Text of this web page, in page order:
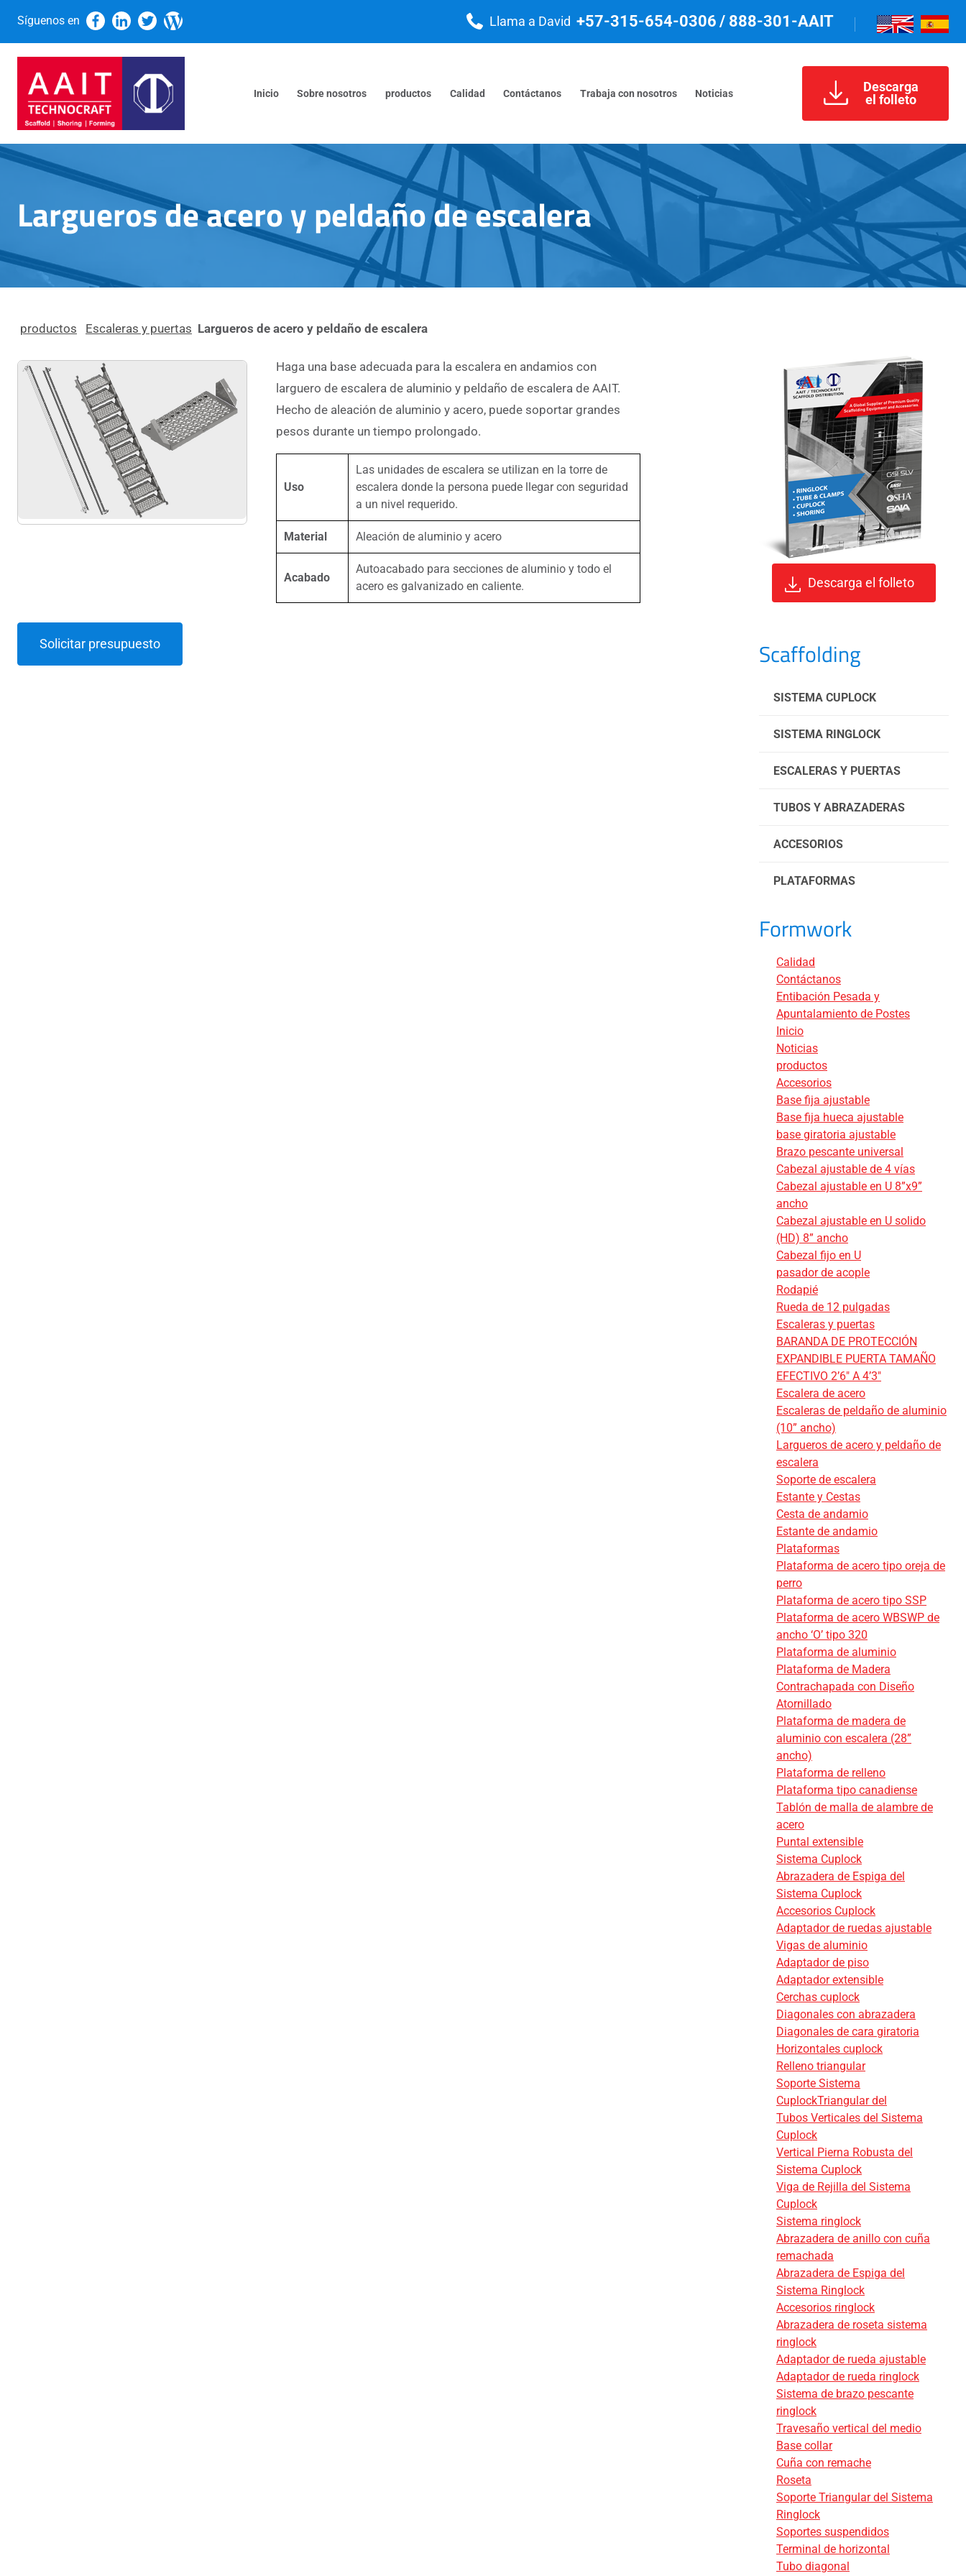
Síguenos en Llama a David +57-315-654-0306 / 888-301-AAIT
Inicio Sobre nosotros productos Calidad Contáctanos Trabaja con nosotros Noticias
Descarga
el folleto
Largueros de acero y peldaño de escalera
productos Escaleras y puertas Largueros de acero y peldaño de escalera
Haga una base adecuada para la escalera en andamios con
larguero de escalera de aluminio y peldaño de escalera de AAIT.
Hecho de aleación de aluminio y acero, puede soportar grandes
pesos durante un tiempo prolongado.
Uso
Las unidades de escalera se utilizan en la torre de
escalera donde la persona puede llegar con seguridad
a un nivel requerido.
Material Aleación de aluminio y acero
Acabado
Autoacabado para secciones de aluminio y todo el
acero es galvanizado en caliente.
Solicitar presupuesto
Descarga el folleto
Scaffolding
SISTEMA CUPLOCK
SISTEMA RINGLOCK
ESCALERAS Y PUERTAS
TUBOS Y ABRAZADERAS
ACCESORIOS
PLATAFORMAS
Formwork
Calidad
Contáctanos
Entibación Pesada y
Apuntalamiento de Postes
Inicio
Noticias
productos
Accesorios
Base fija ajustable
Base fija hueca ajustable
base giratoria ajustable
Brazo pescante universal
Cabezal ajustable de 4 vías
Cabezal ajustable en U 8”x9”
ancho
Cabezal ajustable en U solido
(HD) 8” ancho
Cabezal fijo en U
pasador de acople
Rodapié
Rueda de 12 pulgadas
Escaleras y puertas
BARANDA DE PROTECCIÓN
EXPANDIBLE PUERTA TAMAÑO
EFECTIVO 2’6″ A 4’3″
Escalera de acero
Escaleras de peldaño de aluminio
(10” ancho)
Largueros de acero y peldaño de
escalera
Soporte de escalera
Estante y Cestas
Cesta de andamio
Estante de andamio
Plataformas
Plataforma de acero tipo oreja de
perro
Plataforma de acero tipo SSP
Plataforma de acero WBSWP de
ancho ‘O’ tipo 320
Plataforma de aluminio
Plataforma de Madera
Contrachapada con Diseño
Atornillado
Plataforma de madera de
aluminio con escalera (28”
ancho)
Plataforma de relleno
Plataforma tipo canadiense
Tablón de malla de alambre de
acero
Puntal extensible
Sistema Cuplock
Abrazadera de Espiga del
Sistema Cuplock
Accesorios Cuplock
Adaptador de ruedas ajustable
Vigas de aluminio
Adaptador de piso
Adaptador extensible
Cerchas cuplock
Diagonales con abrazadera
Diagonales de cara giratoria
Horizontales cuplock
Relleno triangular
Soporte Sistema
CuplockTriangular del
Tubos Verticales del Sistema
Cuplock
Vertical Pierna Robusta del
Sistema Cuplock
Viga de Rejilla del Sistema
Cuplock
Sistema ringlock
Abrazadera de anillo con cuña
remachada
Abrazadera de Espiga del
Sistema Ringlock
Accesorios ringlock
Abrazadera de roseta sistema
ringlock
Adaptador de rueda ajustable
Adaptador de rueda ringlock
Sistema de brazo pescante
ringlock
Travesaño vertical del medio
Base collar
Cuña con remache
Roseta
Soporte Triangular del Sistema
Ringlock
Soportes suspendidos
Terminal de horizontal
Tubo diagonal